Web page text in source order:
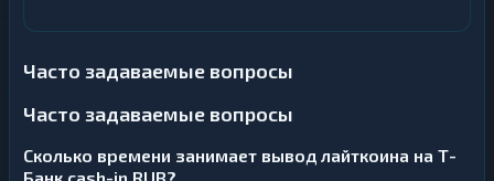
Часто задаваемые вопросы
Часто задаваемые вопросы
Сколько времени занимает вывод лайткоина на Т-